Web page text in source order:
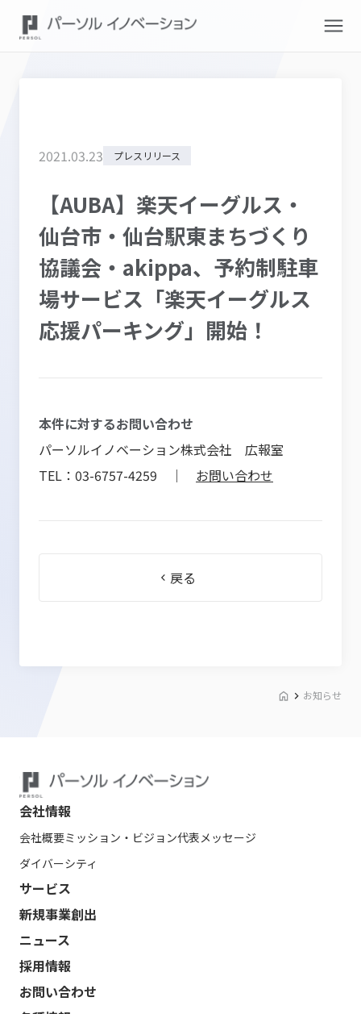
2021.03.23 プレスリリース
【AUBA】楽天イーグルス・
仙台市・仙台駅東まちづくり
協議会・akippa、予約制駐車
場サービス「楽天イーグルス
応援パーキング」開始！
本件に対するお問い合わせ
パーソルイノベーション株式会社 広報室
TEL：03-6757-4259 ｜ お問い合わせ
戻る
お知らせ
会社情報
会社概要ミッション・ビジョン代表メッセージ
ダイバーシティ
サービス
新規事業創出
ニュース
採用情報
お問い合わせ